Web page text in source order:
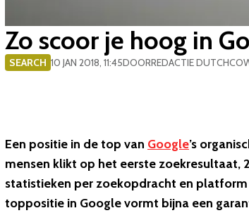
Zo scoor je hoog in
SEARCH 10 JAN 2018, 11:45DOORREDACTIE
Een positie in de top van Google’s
mensen klikt op het eerste zoekresultaat,
statistieken per zoekopdracht en
toppositie in Google vormt bijna een